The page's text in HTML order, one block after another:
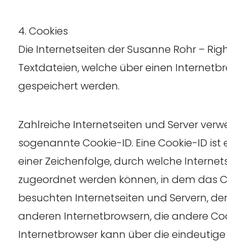
4. Cookies
Die Internetseiten der Susanne Rohr –
Textdateien, welche über einen
gespeichert werden.
Zahlreiche Internetseiten und Server
sogenannte Cookie-ID. Eine Cookie-ID
einer Zeichenfolge, durch welche
zugeordnet werden können, in dem das
besuchten Internetseiten und Servern,
anderen Internetbrowsern, die andere
Internetbrowser kann über die